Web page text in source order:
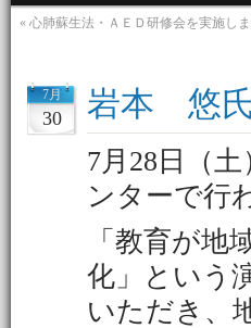
« 心肺蘇生法・ＡＥＤ研修会を実施し
7月
30 岩本 悠
7月28日（
ンターで行
「教育が
化」という
いただき、